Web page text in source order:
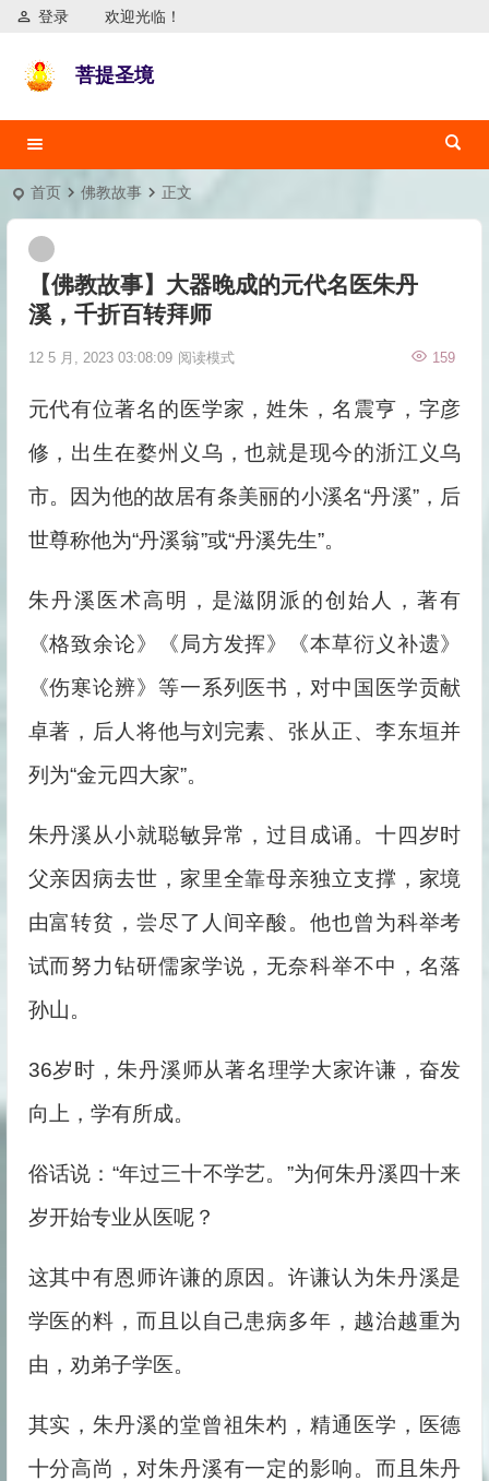
欢迎光临！
登录
菩提圣境
首页 佛教故事 正文
【佛教故事】大器晚成的元代名医朱丹
溪，千折百转拜师
12 5 月, 2023 03:08:09 159
阅读模式
元代有位著名的医学家，姓朱，名震亨，字彦
修，出生在婺州义乌，也就是现今的浙江义乌
市。因为他的故居有条美丽的小溪名“丹溪”，后
世尊称他为“丹溪翁”或“丹溪先生”。
朱丹溪医术高明，是滋阴派的创始人，著有
《格致余论》《局方发挥》《本草衍义补遗》
《伤寒论辨》等一系列医书，对中国医学贡献
卓著，后人将他与刘完素、张从正、李东垣并
列为“金元四大家”。
朱丹溪从小就聪敏异常，过目成诵。十四岁时
父亲因病去世，家里全靠母亲独立支撑，家境
由富转贫，尝尽了人间辛酸。他也曾为科举考
试而努力钻研儒家学说，无奈科举不中，名落
孙山。
36岁时，朱丹溪师从著名理学大家许谦，奋发
向上，学有所成。
俗话说：“年过三十不学艺。”为何朱丹溪四十来
岁开始专业从医呢？
这其中有恩师许谦的原因。许谦认为朱丹溪是
学医的料，而且以自己患病多年，越治越重为
由，劝弟子学医。
其实，朱丹溪的堂曾祖朱杓，精通医学，医德
十分高尚，对朱丹溪有一定的影响。而且朱丹